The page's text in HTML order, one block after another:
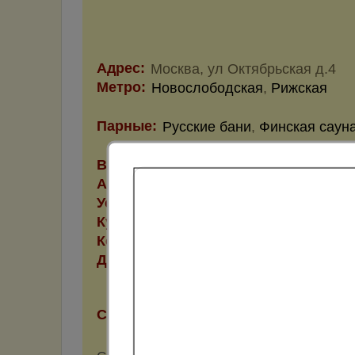
Адрес: Москва, ул Октябрьская д.4
Метро: Новослободская, Рижская
Парные: Русские бани, Финская
Вместимость парной: 8 чел.
Аква-зона:
Услуги:
Кухня:
Комнаты отдыха:
Для Вас:
Стоимость: